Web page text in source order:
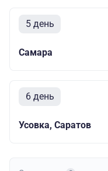
5 день
Самара
6 день
Усовка, Саратов